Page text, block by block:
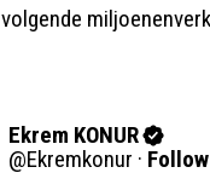
Ekrem KONUR
@Ekremkonur · Follow